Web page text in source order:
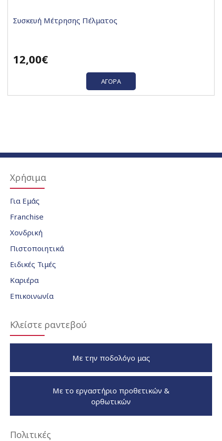
Συσκευή Μέτρησης Πέλματος
12,00€
ΑΓΟΡΆ
Χρήσιμα
Για Εμάς
Franchise
Χονδρική
Πιστοποιητικά
Ειδικές Τιμές
Καριέρα
Επικοινωνία
Κλείστε ραντεβού
Με την ποδολόγο μας
Με το εργαστήριο προθετικών &
ορθωτικών
Πολιτικές